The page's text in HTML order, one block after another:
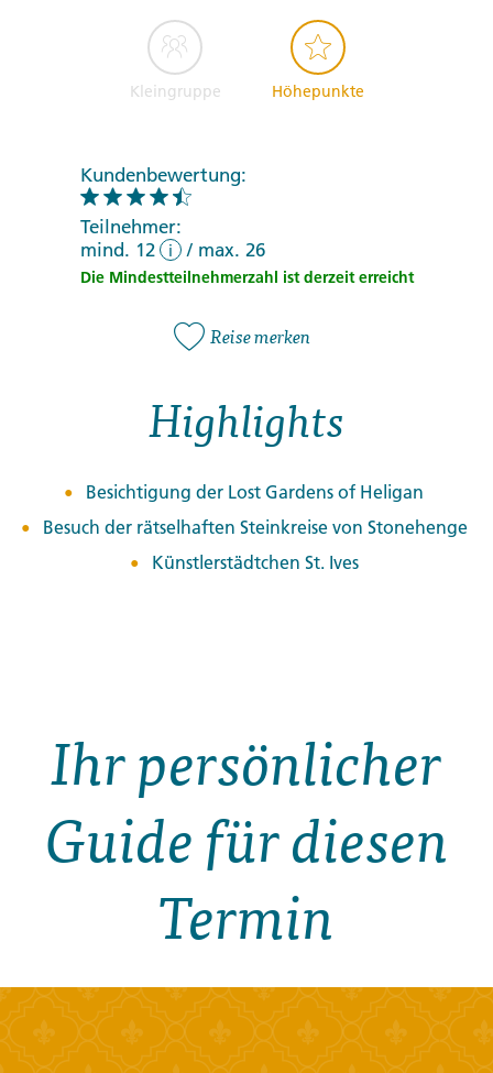
Kleingruppe Höhepunkte
Kundenbewertung:
Teilnehmer:
mind. 12
i / max. 26
Die Mindestteilnehmerzahl ist derzeit erreicht
Reise merken
Highlights
Besichtigung der Lost Gardens of Heligan
Besuch der rätselhaften Steinkreise von Stonehenge
Künstlerstädtchen St. Ives
Ihr persönlicher
Guide für diesen
Termin